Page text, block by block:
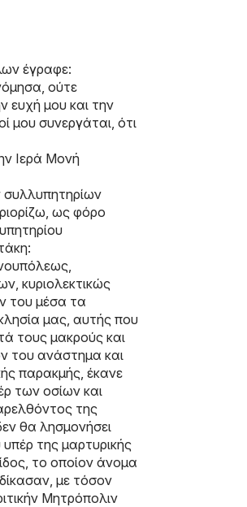
έγραφε:
ούτε
ευχή μου και την
μου συνεργάται, ότι
Ιερά Μονή
συλλυπητηρίων
ως φόρο
κυριολεκτικώς
του μέσα τα
μας, αυτής που
τους μακρούς και
του ανάστημα και
παρακμής, έκανε
των οσίων και
της
θα λησμονήσει
της μαρτυρικής
το οποίον άνομα
με τόσον
Μητρόπολιν